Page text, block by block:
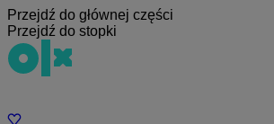
Przejdź do głównej części
Przejdź do stopki